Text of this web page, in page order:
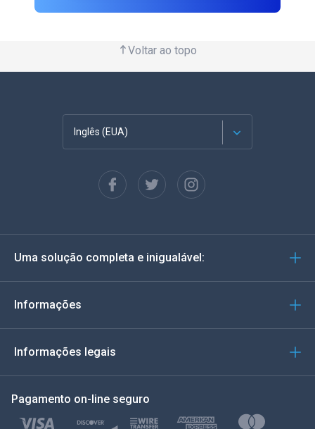
Voltar ao topo
Inglês (EUA)
Espanhol
Alemão
Italiano
Türkçe
Uma solução completa e inigualável:
Informações
Informações legais
Pagamento on-line seguro